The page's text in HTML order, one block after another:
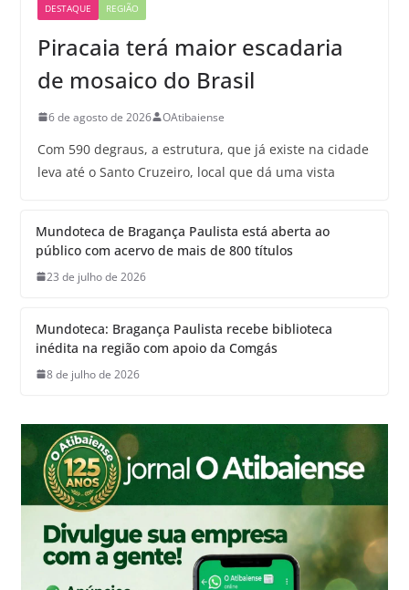
DESTAQUE REGIÃO
Piracaia terá maior escadaria
de mosaico do Brasil
6 de agosto de 2026 OAtibaiense
Com 590 degraus, a estrutura, que já existe na cidade
leva até o Santo Cruzeiro, local que dá uma vista
Mundoteca de Bragança Paulista está aberta ao
público com acervo de mais de 800 títulos
23 de julho de 2026
Mundoteca: Bragança Paulista recebe biblioteca
inédita na região com apoio da Comgás
8 de julho de 2026